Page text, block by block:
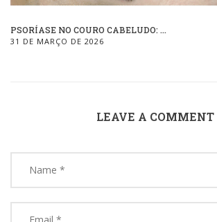
PSORÍASE NO COURO CABELUDO: ...
31 DE MARÇO DE 2026
LEAVE A COMMENT